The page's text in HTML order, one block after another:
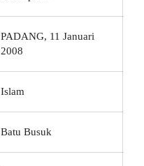
PADANG, 11 Januari
2008
Islam
Batu Busuk